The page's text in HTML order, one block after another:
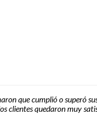
que cumplió o superó
clientes quedaron muy